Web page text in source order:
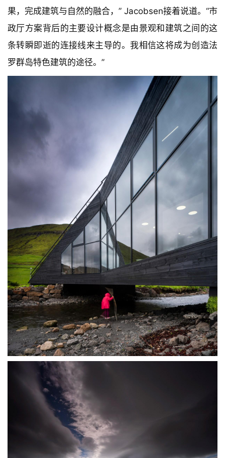
果，完成建筑与自然的融合，” Jacobsen接着说道。“市
政厅方案背后的主要设计概念是由景观和建筑之间的这
条转瞬即逝的连接线来主导的。我相信这将成为创造法
罗群岛特色建筑的途径。”